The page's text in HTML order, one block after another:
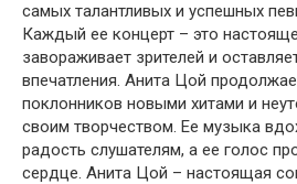
самых талантливых и успешных
Каждый ее концерт – это
завораживает зрителей и
впечатления. Анита Цой
поклонников новыми хитами и
своим творчеством. Ее музыка
радость слушателям, а ее голос
сердце. Анита Цой – настоящая